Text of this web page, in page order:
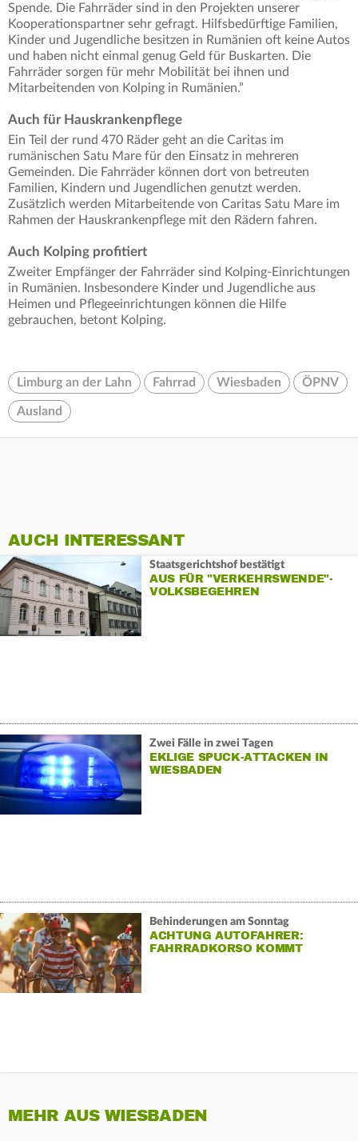
Spende. Die Fahrräder sind in den Projekten unserer
Kooperationspartner sehr gefragt. Hilfsbedürftige Familien,
Kinder und Jugendliche besitzen in Rumänien oft keine Autos
und haben nicht einmal genug Geld für Buskarten. Die
Fahrräder sorgen für mehr Mobilität bei ihnen und
Mitarbeitenden von Kolping in Rumänien.”
Auch für Hauskrankenpflege
Ein Teil der rund 470 Räder geht an die Caritas im
rumänischen Satu Mare für den Einsatz in mehreren
Gemeinden. Die Fahrräder können dort von betreuten
Familien, Kindern und Jugendlichen genutzt werden.
Zusätzlich werden Mitarbeitende von Caritas Satu Mare im
Rahmen der Hauskrankenpflege mit den Rädern fahren.
Auch Kolping profitiert
Zweiter Empfänger der Fahrräder sind Kolping-Einrichtungen
in Rumänien. Insbesondere Kinder und Jugendliche aus
Heimen und Pflegeeinrichtungen können die Hilfe
gebrauchen, betont Kolping.
Limburg an der Lahn Fahrrad Wiesbaden ÖPNV
Ausland
AUCH INTERESSANT
Staatsgerichtshof bestätigt
AUS FÜR "VERKEHRSWENDE"-
VOLKSBEGEHREN
Zwei Fälle in zwei Tagen
EKLIGE SPUCK-ATTACKEN IN
WIESBADEN
Behinderungen am Sonntag
ACHTUNG AUTOFAHRER:
FAHRRADKORSO KOMMT
MEHR AUS WIESBADEN